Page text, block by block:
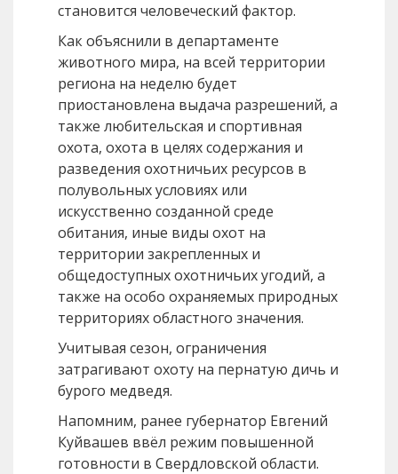
становится человеческий фактор.
Как объяснили в департаменте
животного мира, на всей территории
региона на неделю будет
приостановлена выдача разрешений, а
также любительская и спортивная
охота, охота в целях содержания и
разведения охотничьих ресурсов в
полувольных условиях или
искусственно созданной среде
обитания, иные виды охот на
территории закрепленных и
общедоступных охотничьих угодий, а
также на особо охраняемых природных
территориях областного значения.
Учитывая сезон, ограничения
затрагивают охоту на пернатую дичь и
бурого медведя.
Напомним, ранее губернатор Евгений
Куйвашев ввёл режим повышенной
готовности в Свердловской области.